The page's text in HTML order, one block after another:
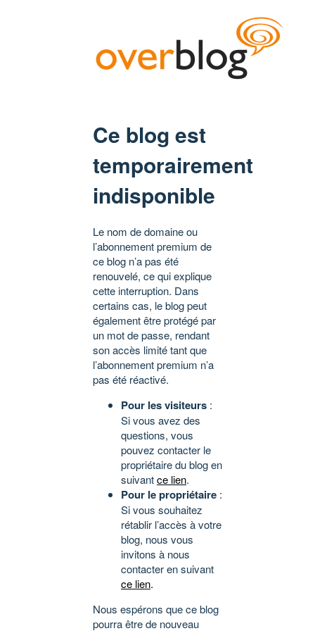
Ce blog est
temporairement
indisponible
Le nom de domaine ou
l’abonnement premium de
ce blog n’a pas été
renouvelé, ce qui explique
cette interruption. Dans
certains cas, le blog peut
également être protégé par
un mot de passe, rendant
son accès limité tant que
l’abonnement premium n’a
pas été réactivé.
Pour les visiteurs :
Si vous avez des
questions, vous
pouvez contacter le
propriétaire du blog en
suivantce lien.
Pour le propriétaire :
Si vous souhaitez
rétablir l’accès à votre
blog, nous vous
invitons à nous
contacter en suivant
ce lien.
Nous espérons que ce blog
pourra être de nouveau